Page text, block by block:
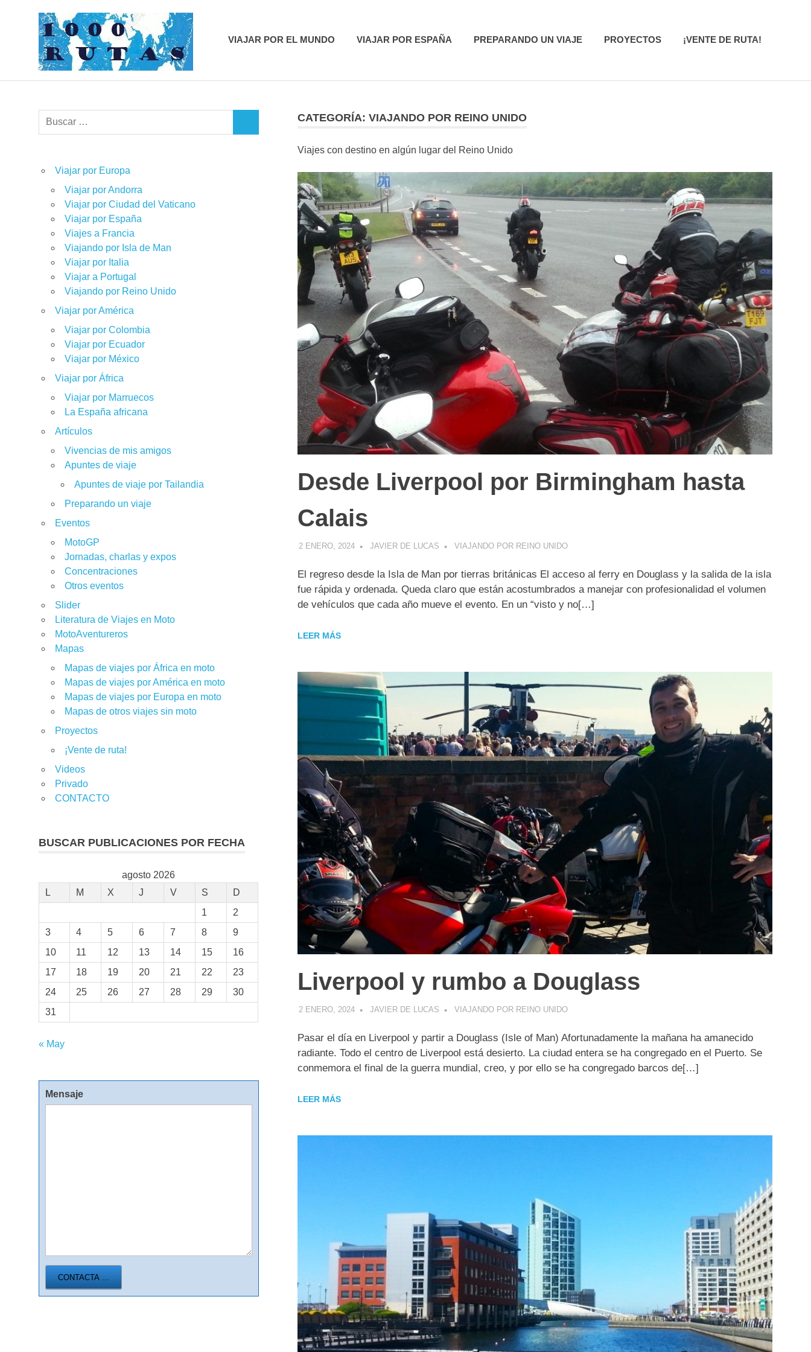
contenido
ruedas
VIAJAR POR EL MUNDO VIAJAR POR ESPAÑA PREPARANDO UN VIAJE PROYECTOS ¡VENTE DE RUTA!
CATEGORÍA: VIAJANDO POR REINO UNIDO
Viajes con destino en algún lugar del Reino Unido
Desde Liverpool por Birmingham hasta
Calais
2 ENERO, 2024 JAVIER DE LUCAS VIAJANDO POR REINO UNIDO
El regreso desde la Isla de Man por tierras británicas El acceso al ferry en Douglass y la salida de la isla
fue rápida y ordenada. Queda claro que están acostumbrados a manejar con profesionalidad el volumen
de vehículos que cada año mueve el evento. En un “visto y no[…]
LEER MÁS
Liverpool y rumbo a Douglass
2 ENERO, 2024 JAVIER DE LUCAS VIAJANDO POR REINO UNIDO
Pasar el día en Liverpool y partir a Douglass (Isle of Man) Afortunadamente la mañana ha amanecido
radiante. Todo el centro de Liverpool está desierto. La ciudad entera se ha congregado en el Puerto. Se
conmemora el final de la guerra mundial, creo, y por ello se ha congregado barcos de[…]
LEER MÁS
Buscar:
Viajar por Europa
Viajar por Andorra
Viajar por Ciudad del Vaticano
Viajar por España
Viajes a Francia
Viajando por Isla de Man
Viajar por Italia
Viajar a Portugal
Viajando por Reino Unido
Viajar por América
Viajar por Colombia
Viajar por Ecuador
Viajar por México
Viajar por África
Viajar por Marruecos
La España africana
Artículos
Vivencias de mis amigos
Apuntes de viaje
Apuntes de viaje por Tailandia
Preparando un viaje
Eventos
MotoGP
Jornadas, charlas y expos
Concentraciones
Otros eventos
Slider
Literatura de Viajes en Moto
MotoAventureros
Mapas
Mapas de viajes por África en moto
Mapas de viajes por América en moto
Mapas de viajes por Europa en moto
Mapas de otros viajes sin moto
Proyectos
¡Vente de ruta!
Videos
Privado
CONTACTO
BUSCAR PUBLICACIONES POR FECHA
agosto 2026
L
M X J V S
D
1
2
3
4 5 6 7 8
9
10
11 12 13 14 15
16
17
18 19 20 21 22
23
24
25 26 27 28 29
30
31
« May
Mensaje
CONTACTA ...